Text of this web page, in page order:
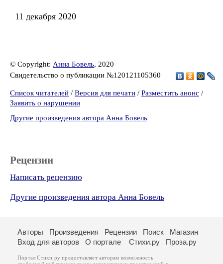
11 декабря 2020
© Copyright: Анна Бовель, 2020
Свидетельство о публикации №120121105360
Список читателей / Версия для печати / Разместить анонс /
Заявить о нарушении
Другие произведения автора Анна Бовель
Рецензии
Написать рецензию
Другие произведения автора Анна Бовель
Авторы Произведения Рецензии Поиск
Магазин
Вход для авторов
О портале Стихи.ру Проза.ру
Портал Стихи.ру предоставляет авторам возможность